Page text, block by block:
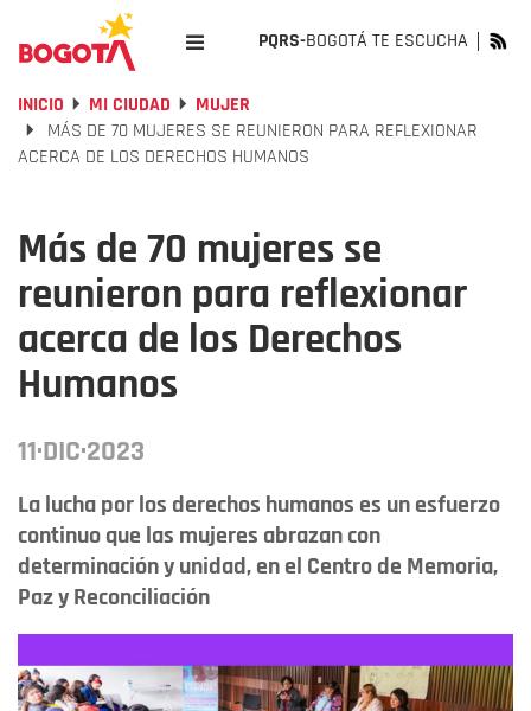
PQRS-BOGOTÁ TE ESCUCHA
INICIO MI CIUDAD
MUJER
MÁS DE 70 MUJERES SE REUNIERON PARA REFLEXIONAR
ACERCA DE LOS DERECHOS HUMANOS
Más de 70 mujeres se
reunieron para reflexionar
acerca de los Derechos
Humanos
11·DIC·2023
La lucha por los derechos humanos es un esfuerzo
continuo que las mujeres abrazan con
determinación y unidad, en el Centro de Memoria,
Paz y Reconciliación